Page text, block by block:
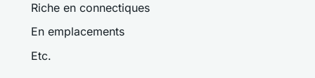
Riche en connectiques
En emplacements
Etc.